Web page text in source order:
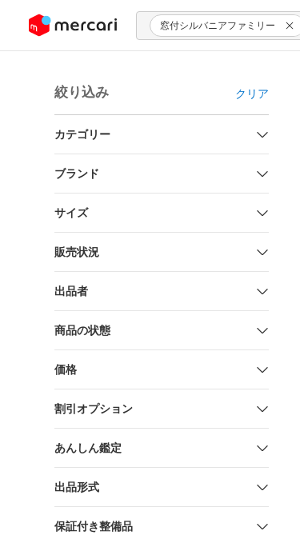
ツにスキップ 窓付シルバニアファミリー
絞り込み クリア
カテゴリー
ブランド
サイズ
販売状況
出品者
商品の状態
価格
割引オプション
あんしん鑑定
出品形式
保証付き整備品